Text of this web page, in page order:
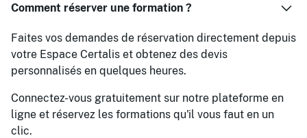
Comment réserver une formation ?
Faites vos demandes de réservation directement depuis
votre Espace Certalis et obtenez des devis
personnalisés en quelques heures.
Connectez-vous gratuitement sur notre plateforme en
ligne et réservez les formations qu'il vous faut en un
clic.